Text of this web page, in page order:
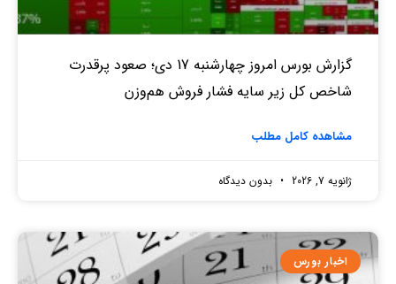
گزارش بورس امروز چهارشنبه 17 دی؛ صعود پرقدرت
شاخص کل زیر سایه فشار فروش هم‌وزن
مشاهده کامل مطلب
ژانویه 7, 2026 بدون دیدگاه
اخبار بورس